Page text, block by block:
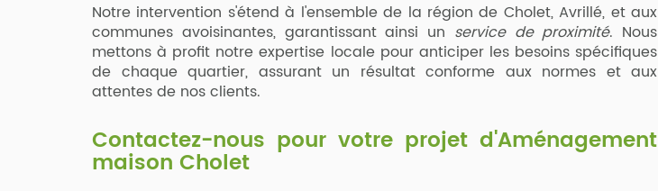
Notre intervention s'étend à l'ensemble de la région de Cholet, Avrillé, et aux
communes avoisinantes, garantissant ainsi un service de proximité. Nous
mettons à profit notre expertise locale pour anticiper les besoins spécifiques
de chaque quartier, assurant un résultat conforme aux normes et aux
attentes de nos clients.
Contactez-nous pour votre projet d'Aménagement
maison Cholet